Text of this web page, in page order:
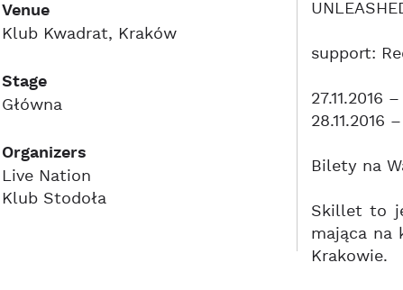
Venue
Klub Kwadrat, Kraków
Stage
Główna
Organizers
Live Nation
Klub Stodoła
support:
27.11.2016
28.11.2016
Bilety na
Skillet to
mająca na
Krakowie.